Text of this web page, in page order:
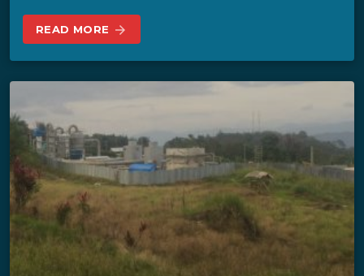
READ MORE arrow_forward